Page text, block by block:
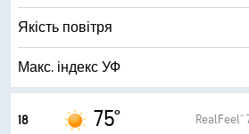
Хмарний покрив
Видимість
Якість повітря
Макс. індекс УФ
18 75° RealFeel®